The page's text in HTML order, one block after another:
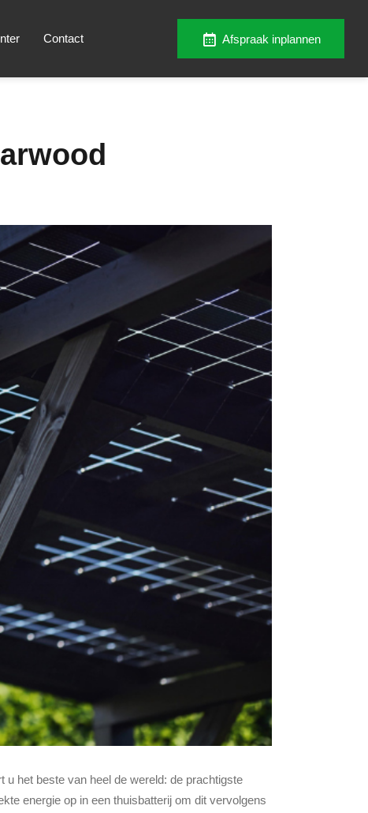
Contact Afspraak inplannen
het beste van heel de wereld: de prachtigste
energie op in een thuisbatterij om dit vervolgens